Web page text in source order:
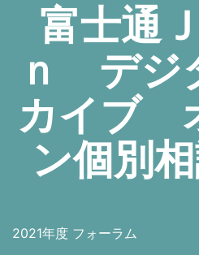
富士通
ｎ デジ
カイブ
ン個別
2021年度 フォーラム